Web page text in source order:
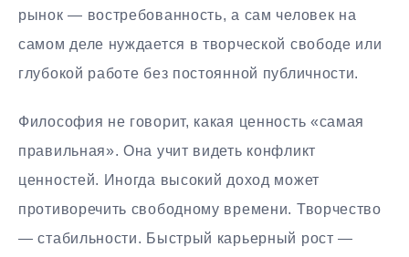
рынок — востребованность, а сам человек на
самом деле нуждается в творческой свободе или
глубокой работе без постоянной публичности.
Философия не говорит, какая ценность «самая
правильная». Она учит видеть конфликт
ценностей. Иногда высокий доход может
противоречить свободному времени. Творчество
— стабильности. Быстрый карьерный рост —